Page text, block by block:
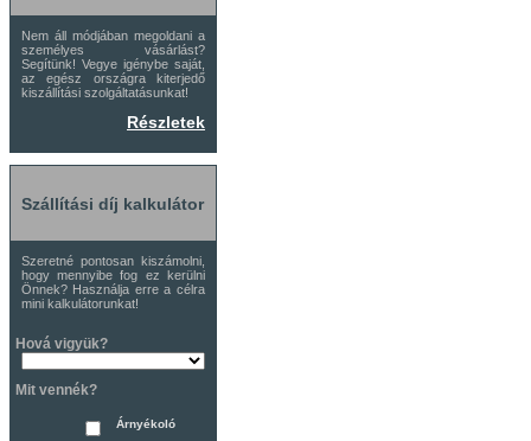
Nem áll módjában megoldani a
személyes vásárlást?
Segítünk! Vegye igénybe saját,
az egész országra kiterjedő
kiszállítási szolgáltatásunkat!
Részletek
Szállítási díj kalkulátor
Szeretné pontosan kiszámolni,
hogy mennyibe fog ez kerülni
Önnek? Használja erre a célra
mini kalkulátorunkat!
Hová vigyük?
Mit vennék?
Árnyékoló